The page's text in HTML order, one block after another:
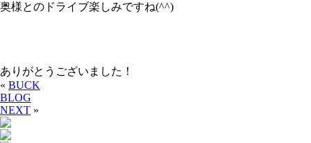
奥様とのドライブ楽しみですね(^^)
ありがとうございました！
« BUCK
BLOG
NEXT »